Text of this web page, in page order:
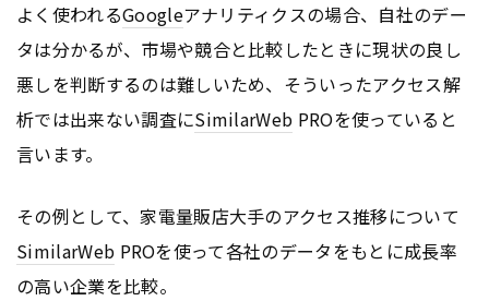
よく使われるGoogleアナリティクスの場合、自社のデー
タは分かるが、市場や競合と比較したときに現状の良し
悪しを判断するのは難しいため、そういったアクセス解
析では出来ない調査にSimilarWeb PROを使っていると
言います。
その例として、家電量販店大手のアクセス推移について
SimilarWeb PROを使って各社のデータをもとに成長率
の高い企業を比較。